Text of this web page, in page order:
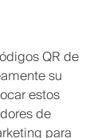
QR de
su
estos
de
para